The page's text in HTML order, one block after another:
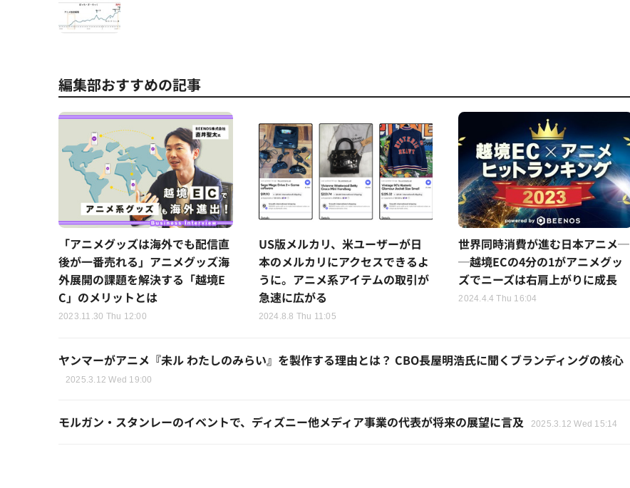
編集部おすすめの記事
「アニメグッズは海外でも配信直
後が一番売れる」アニメグッズ海
外展開の課題を解決する「越境E
C」のメリットとは
2023.11.30 Thu 12:00
US版メルカリ、米ユーザーが日
本のメルカリにアクセスできるよ
うに。アニメ系アイテムの取引が
急速に広がる
2024.8.8 Thu 11:05
世界同時消費が進む日本アニメ─
─越境ECの4分の1がアニメグッ
ズでニーズは右肩上がりに成長
2024.4.4 Thu 16:04
ヤンマーがアニメ『未ル わたしのみらい』を製作する理由とは？ CBO長屋明浩氏に聞くブランディングの核心
2025.3.12 Wed 19:00
モルガン・スタンレーのイベントで、ディズニー他メディア事業の代表が将来の展望に言及 2025.3.12 Wed 15:14